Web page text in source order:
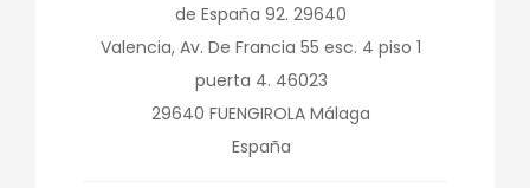
de España 92. 29640
Valencia, Av. De Francia 55 esc. 4 piso 1
puerta 4. 46023
29640 FUENGIROLA Málaga
España